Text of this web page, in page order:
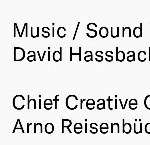
Music / Sound
David
Chief Creative
Arno